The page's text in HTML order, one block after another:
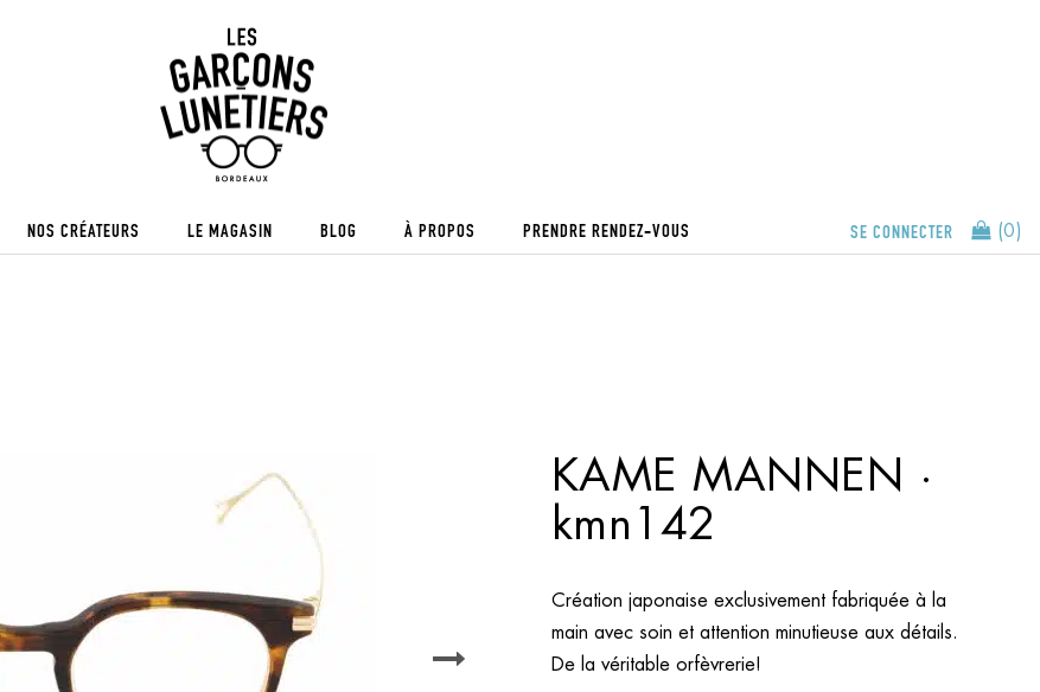
NOS CRÉATEURS LE MAGASIN BLOG À PROPOS PRENDRE RENDEZ-VOUS SE CONNECTER (0)
KAME MANNEN ·
kmn142
Création japonaise exclusivement fabriquée à la
main avec soin et attention minutieuse aux détails.
De la véritable orfèvrerie!